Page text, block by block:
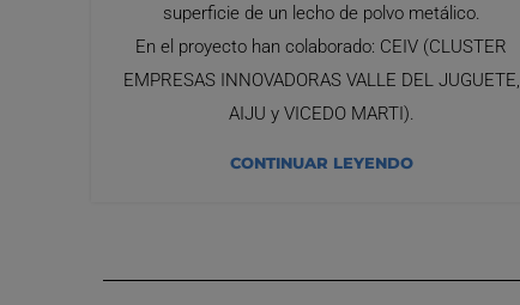
superficie de un lecho de polvo metálico.
En el proyecto han colaborado: CEIV (CLUSTER
EMPRESAS INNOVADORAS VALLE DEL JUGUETE,
AIJU y VICEDO MARTI).
CONTINUAR LEYENDO